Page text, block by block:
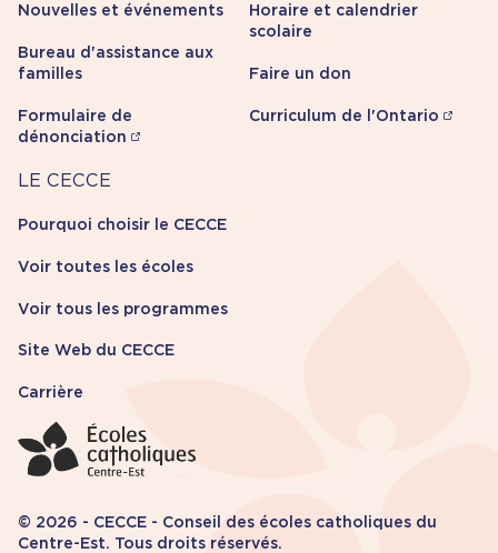
Nouvelles et événements
Bureau d'assistance aux
familles
Formulaire de
dénonciation
Horaire et calendrier
scolaire
Faire un don
Curriculum de l'Ontario
Carrière
LE CECCE
Pourquoi choisir le CECCE
Voir toutes les écoles
Voir tous les programmes
Site Web du CECCE
Carrière
© 2026 - CECCE - Conseil des écoles catholiques du
Centre-Est. Tous droits réservés.